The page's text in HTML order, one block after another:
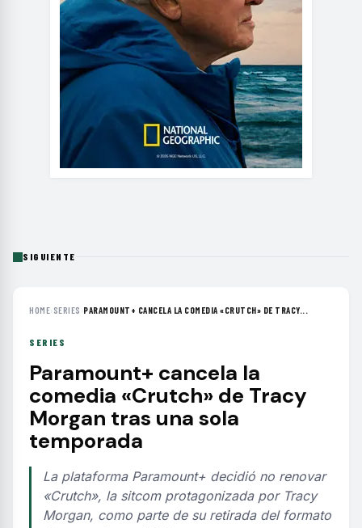
SIGUIENTE
HOME› SERIES ›PARAMOUNT+ CANCELA LA COMEDIA «CRUTCH» DE TRACY...
SERIES
Paramount+ cancela la
comedia «Crutch» de Tracy
Morgan tras una sola
temporada
La plataforma Paramount+ decidió no renovar
«Crutch», la sitcom protagonizada por Tracy
Morgan, como parte de su retirada del formato